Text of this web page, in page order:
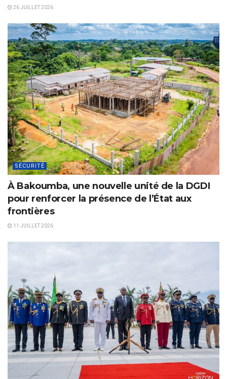
26 JUILLET 2026
SÉCURITÉ
À Bakoumba, une nouvelle unité de la DGDI
pour renforcer la présence de l’État aux
frontières
11 JUILLET 2026